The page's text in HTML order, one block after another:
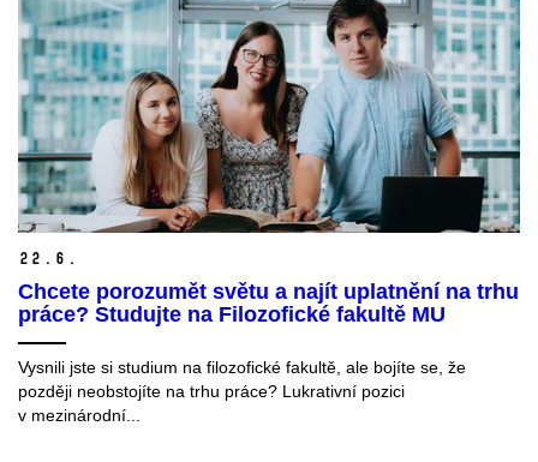
22. 6.
Chcete porozumět světu a najít uplatnění na trhu
práce? Studujte na Filozofické fakultě MU
Vysnili jste si studium na filozofické fakultě, ale bojíte se, že
později neobstojíte na trhu práce? Lukrativní pozici
v mezinárodní...